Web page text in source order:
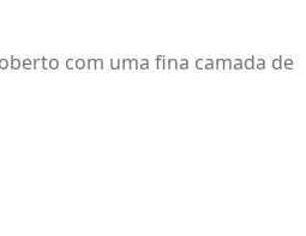
com uma fina camada de